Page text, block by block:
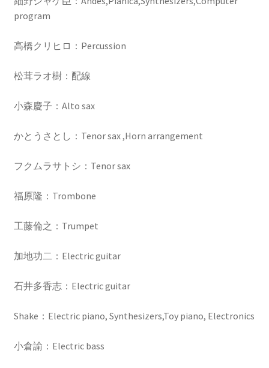
program
高橋クリヒロ：Percussion
松茸ラオ樹：配線
小森慶子：Alto sax
かとうさとし：Tenor sax ,Horn arrangement
フクムラサトシ：Tenor sax
福原隆：Trombone
工藤倫之：Trumpet
加地功二：Electric guitar
石井多香志：Electric guitar
Shake：Electric piano, Synthesizers,Toy piano, Electronics
小倉諭：Electric bass